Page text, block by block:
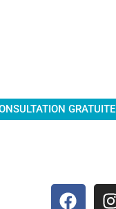
GRATUITE